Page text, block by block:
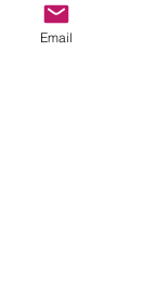
Email